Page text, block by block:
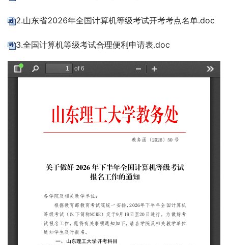
2.山东省2026年全国计算机等级考试开考考点名单.doc
3.全国计算机等级考试合理便利申请表.doc